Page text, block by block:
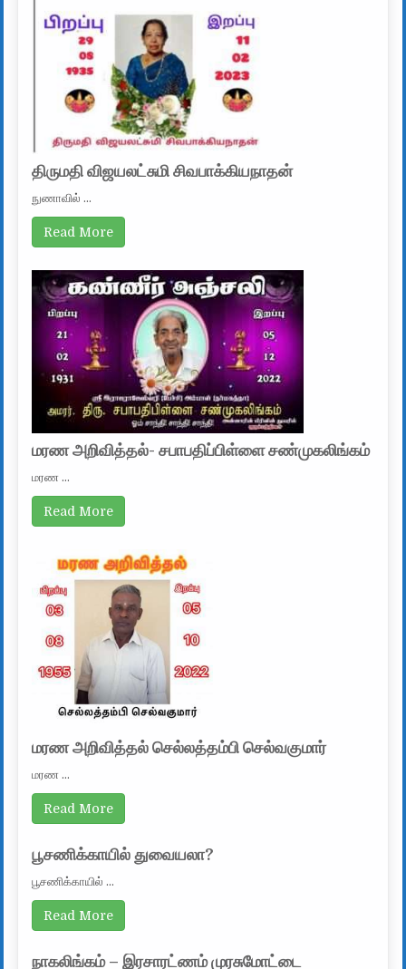
திருமதி விஜயலட்சுமி சிவபாக்கியநாதன்
நுணாவில் …
Read More
மரண அறிவித்தல்- சபாபதிப்பிள்ளை சண்முகலிங்கம்
மரண …
Read More
மரண அறிவித்தல் செல்லத்தம்பி செல்வகுமார்
மரண …
Read More
பூசணிக்காயில் துவையலா?
பூசணிக்காயில் …
Read More
நாகலிங்கம் – இரசாரட்ணம் முரசுமோட்டை